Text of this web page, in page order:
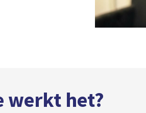
werkt het?